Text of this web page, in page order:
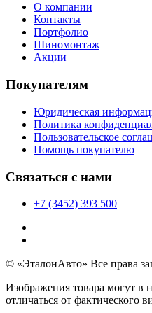
О компании
Контакты
Портфолио
Шиномонтаж
Акции
Покупателям
Юридическая
Политика
Пользовательское
Помощь покупателю
Связаться с нами
+7 (3452) 393 500
© «ЭталонАвто» Все права
Изображения товара могут в
отличаться от фактического